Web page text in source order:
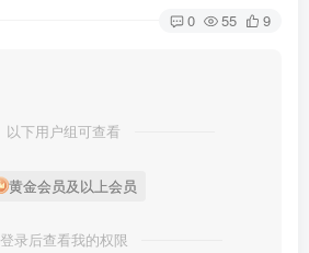
0 55 9
以下用户组可查看
黄金会员及以上会员
登录后查看我的权限